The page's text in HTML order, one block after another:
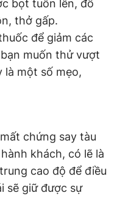
quảng cáo
780 404
bọt tuôn lên, đổ
thở gấp.
để giảm các
muốn thử vượt
là một số mẹo,
chứng say tàu
khách, có lẽ là
cao độ để điều
sẽ giữ được sự